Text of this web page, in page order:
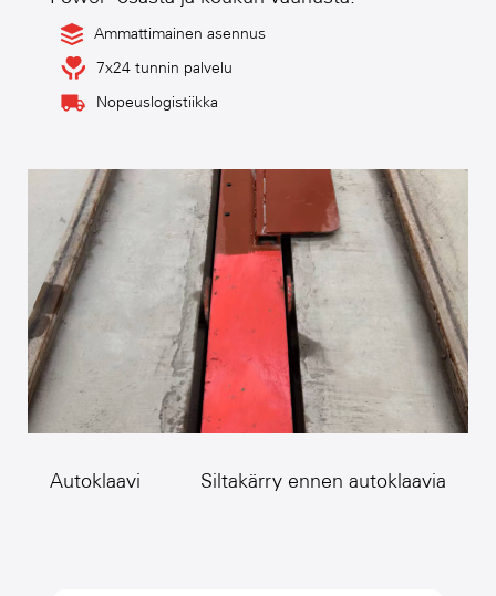
Ammattimainen asennus
7x24 tunnin palvelu
Nopeuslogistiikka
Autoklaavi Siltakärry ennen autoklaavia